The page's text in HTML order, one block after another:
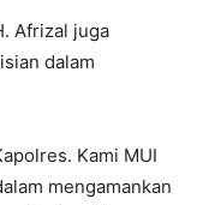
Afrizal juga
dalam
Kami MUI
mengamankan